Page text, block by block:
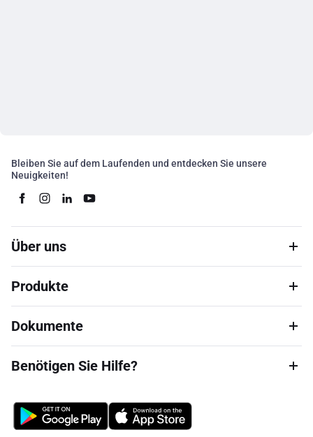
Bleiben Sie auf dem Laufenden und entdecken Sie unsere
Neuigkeiten!
Über uns
Produkte
Dokumente
Benötigen Sie Hilfe?